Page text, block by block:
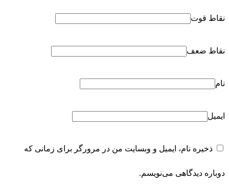
نقاط قوت
نقاط ضعف
نام
ایمیل
ذخیره نام، ایمیل و وبسایت من در مرورگر برای زمانی که
دوباره دیدگاهی می‌نویسم.